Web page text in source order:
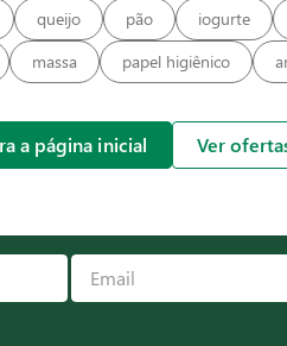
queijo pão iogurte
massa papel higiênico
a página inicial Ver